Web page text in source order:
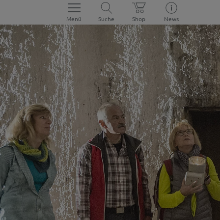
Menü Suche Shop News